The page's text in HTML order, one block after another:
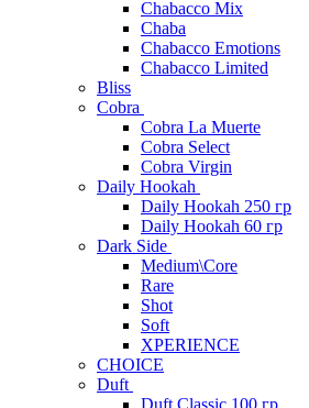
Chabacco Mix
Chaba
Chabacco Emotions
Chabacco Limited
Bliss
Cobra
Cobra La Muerte
Cobra Select
Cobra Virgin
Daily Hookah
Daily Hookah 250 гр
Daily Hookah 60 гр
Dark Side
Medium\Core
Rare
Shot
Soft
XPERIENCE
CHOICE
Duft
Duft Classic 100 гр